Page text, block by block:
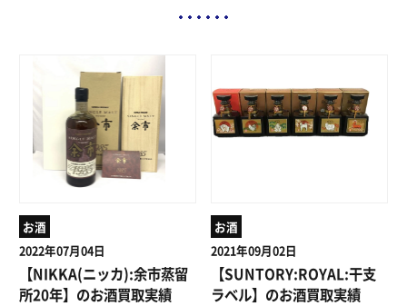
お酒
2022年07月04日
【NIKKA(ニッカ):余市蒸留
所20年】のお酒買取実績
お酒
2021年09月02日
【SUNTORY:ROYAL:干支
ラベル】のお酒買取実績